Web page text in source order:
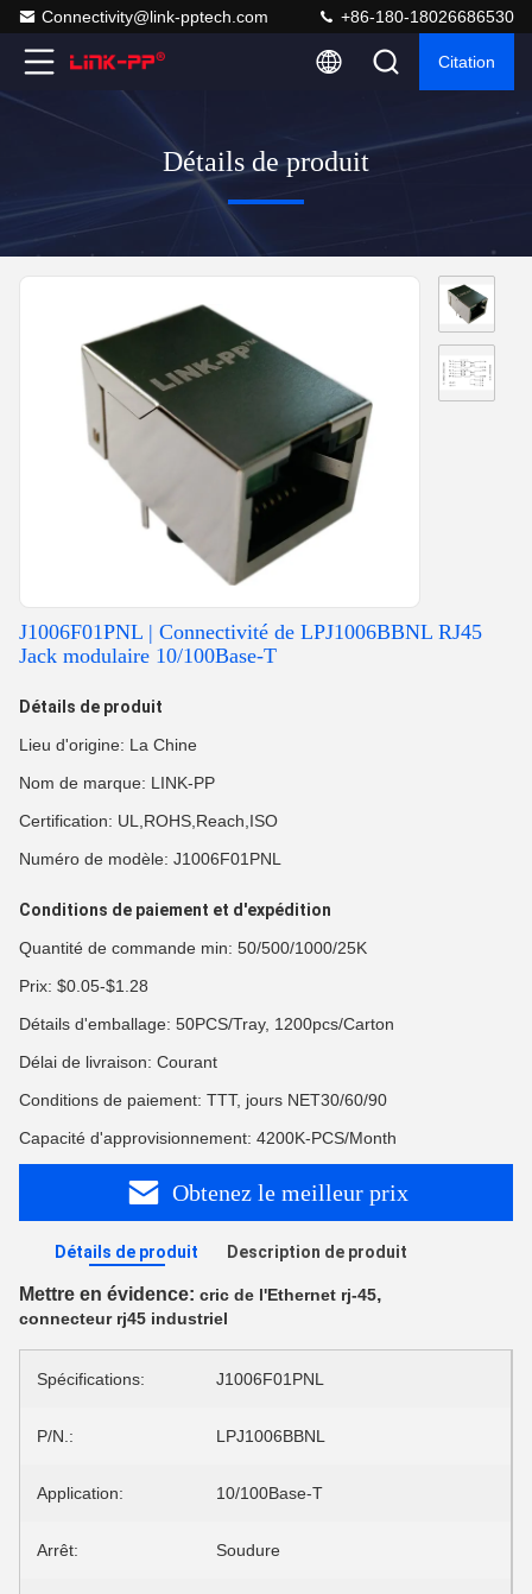
Connectivity@link-pptech.com +86-180-18026686530
Citation
Détails de produit
J1006F01PNL | Connectivité de LPJ1006BBNL RJ45
Jack modulaire 10/100Base-T
Détails de produit
Lieu d'origine: La Chine
Nom de marque: LINK-PP
Certification: UL,ROHS,Reach,ISO
Numéro de modèle: J1006F01PNL
Conditions de paiement et d'expédition
Quantité de commande min: 50/500/1000/25K
Prix: $0.05-$1.28
Détails d'emballage: 50PCS/Tray, 1200pcs/Carton
Délai de livraison: Courant
Conditions de paiement: TTT, jours NET30/60/90
Capacité d'approvisionnement: 4200K-PCS/Month
Obtenez le meilleur prix
Détails de produit Description de produit
Mettre en évidence: cric de l'Ethernet rj-45,
connecteur rj45 industriel
Spécifications: J1006F01PNL
P/N.: LPJ1006BBNL
Application: 10/100Base-T
Arrêt: Soudure